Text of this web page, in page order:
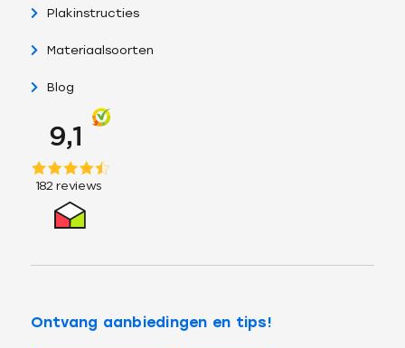
Plakinstructies
Materiaalsoorten
Blog
Ontvang aanbiedingen en tips!